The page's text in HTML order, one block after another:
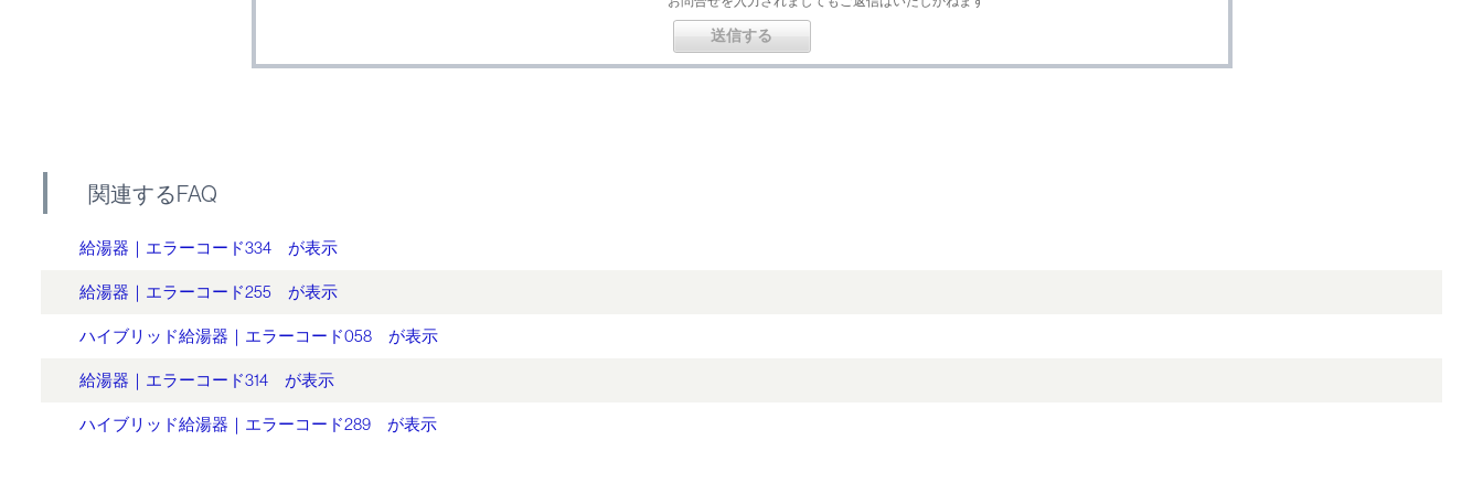
関連するFAQ
給湯器｜エラーコード334 が表示
給湯器｜エラーコード255 が表示
ハイブリッド給湯器｜エラーコード058 が表示
給湯器｜エラーコード314 が表示
ハイブリッド給湯器｜エラーコード289 が表示